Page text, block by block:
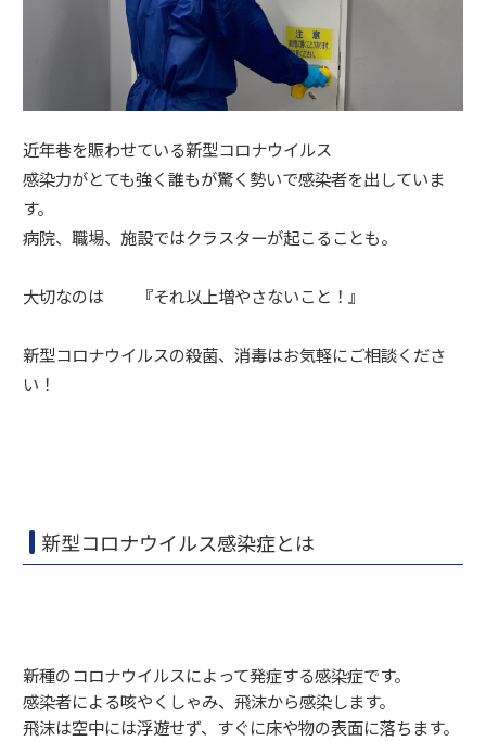
近年巷を賑わせている新型コロナウイルス
感染力がとても強く誰もが驚く勢いで感染者を出していま
す。
病院、職場、施設ではクラスターが起こることも。
大切なのは 『それ以上増やさないこと！』
新型コロナウイルスの殺菌、消毒はお気軽にご相談くださ
い！
新型コロナウイルス感染症とは
新種のコロナウイルスによって発症する感染症です。
感染者による咳やくしゃみ、飛沫から感染します。
飛沫は空中には浮遊せず、すぐに床や物の表面に落ちます。